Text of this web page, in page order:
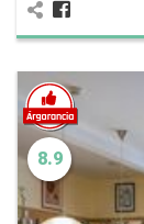
8.9